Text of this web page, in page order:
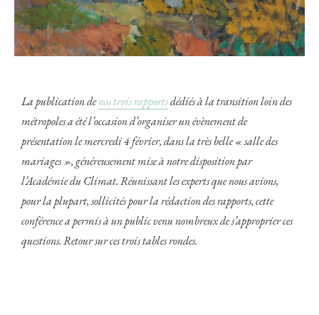
La publication denos trois rapportsdédiés à la transition loin des
métropoles a été l’occasion d’organiser un évènement de
présentation le mercredi 4 février, dans la très belle « salle des
mariages », généreusement mise à notre disposition par
l’Académie du Climat. Réunissant les experts que nous avions,
pour la plupart, sollicités pour la rédaction des rapports, cette
conférence a permis à un public venu nombreux de s’approprier ces
questions. Retour sur ces trois tables rondes.